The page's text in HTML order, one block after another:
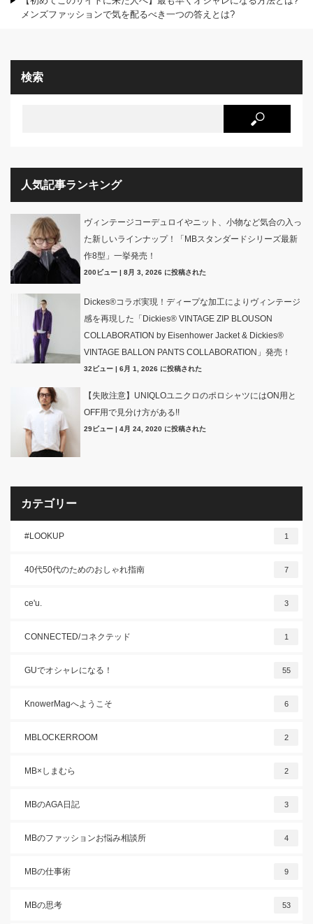
メンズファッションで気を配るべき一つの答えとは?
検索
人気記事ランキング
ヴィンテージコーデュロイやニット、小物など気合の入っ
た新しいラインナップ！「MBスタンダードシリーズ最新
作8型」一挙発売！
200ビュー | 8月 3, 2026 に投稿された
Dickes®コラボ実現！ディープな加工によりヴィンテージ
感を再現した「Dickies® VINTAGE ZIP BLOUSON
COLLABORATION by Eisenhower Jacket & Dickies®
VINTAGE BALLON PANTS COLLABORATION」発売！
32ビュー | 6月 1, 2026 に投稿された
【失敗注意】UNIQLOユニクロのポロシャツにはON用と
OFF用で見分け方がある!!
29ビュー | 4月 24, 2020 に投稿された
カテゴリー
#LOOKUP 1
40代50代のためのおしゃれ指南 7
ce'u. 3
CONNECTED/コネクテッド 1
GUでオシャレになる！ 55
KnowerMagへようこそ 6
MBLOCKERROOM 2
MB×しまむら 2
MBのAGA日記 3
MBのファッションお悩み相談所 4
MBの仕事術 9
MBの思考 53